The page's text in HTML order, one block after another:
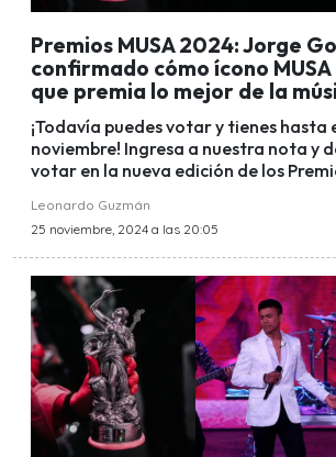
Premios MUSA 2024: Jorge
confirmado cómo ícono
que premia lo mejor de la
¡Todavía puedes votar y tienes hasta
noviembre! Ingresa a nuestra nota y
votar en la nueva edición de los
Leonardo Guzmán
25 noviembre, 2024 a las 20:05